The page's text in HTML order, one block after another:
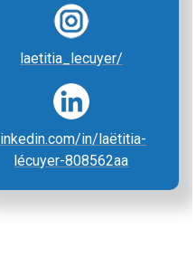
laetitia_lecuyer/
linkedin.com/in/laëtitia-
lécuyer-808562aa